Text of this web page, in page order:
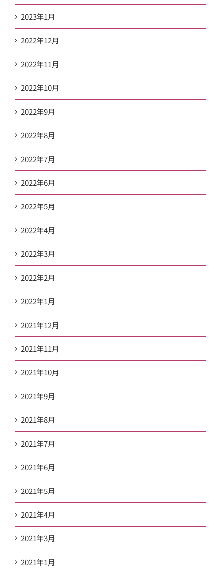
2023年1月
2022年12月
2022年11月
2022年10月
2022年9月
2022年8月
2022年7月
2022年6月
2022年5月
2022年4月
2022年3月
2022年2月
2022年1月
2021年12月
2021年11月
2021年10月
2021年9月
2021年8月
2021年7月
2021年6月
2021年5月
2021年4月
2021年3月
2021年1月